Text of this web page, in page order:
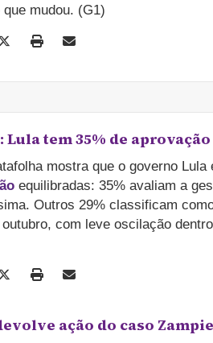
que mudou. (G1)
tem 35% de
mostra que o governo
equilibradas: 35% avaliam a
Outros 29% classificam
com leve oscilação
ação do caso